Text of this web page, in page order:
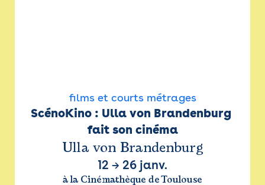
films et courts métrages
ScénoKino : Ulla von Brandenburg
fait son cinéma
Ulla von Brandenburg
12 → 26 janv.
à la Cinémathèque de Toulouse